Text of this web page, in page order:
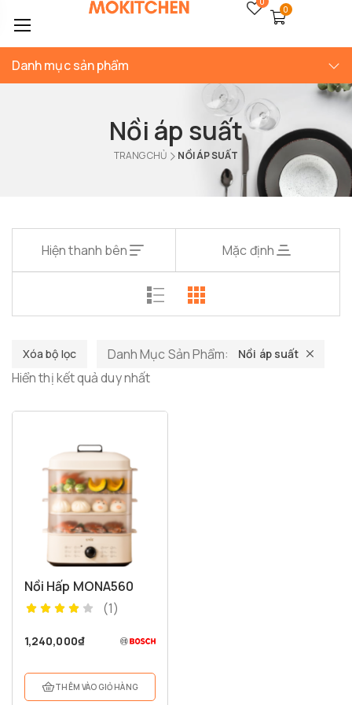
0
Danh mục sản phẩm
Nồi áp suất
TRANG CHỦ NỒI ÁP SUẤT
Hiện thanh bên Mặc định
Xóa bộ lọc Danh Mục Sản Phẩm: Nồi áp suất
Hiển thị kết quả duy nhất
Nồi Hấp MONA560
(1)
1,240,000₫
THÊM VÀO GIỎ HÀNG